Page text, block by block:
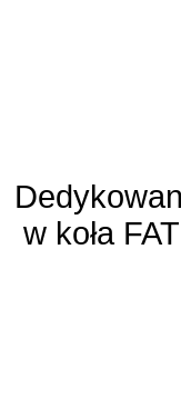
w koła